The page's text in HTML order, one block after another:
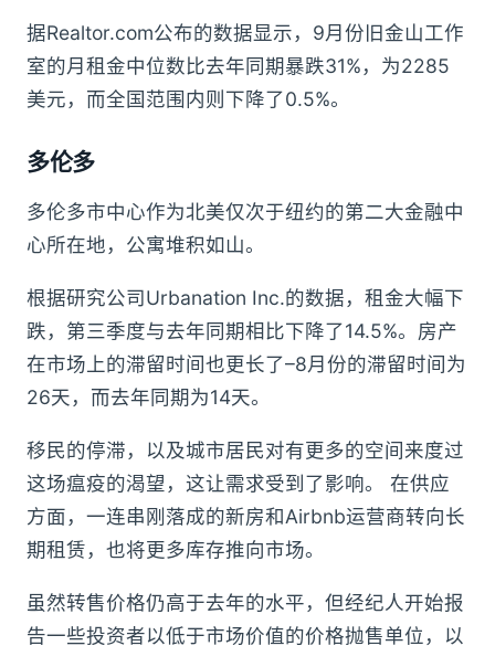
据Realtor.com公布的数据显示，9月份旧金山工作
室的月租金中位数比去年同期暴跌31%，为2285
美元，而全国范围内则下降了0.5%。
多伦多
多伦多市中心作为北美仅次于纽约的第二大金融中
心所在地，公寓堆积如山。
根据研究公司Urbanation Inc.的数据，租金大幅下
跌，第三季度与去年同期相比下降了14.5%。房产
在市场上的滞留时间也更长了–8月份的滞留时间为
26天，而去年同期为14天。
移民的停滞，以及城市居民对有更多的空间来度过
这场瘟疫的渴望，这让需求受到了影响。 在供应
方面，一连串刚落成的新房和Airbnb运营商转向长
期租赁，也将更多库存推向市场。
虽然转售价格仍高于去年的水平，但经纪人开始报
告一些投资者以低于市场价值的价格抛售单位，以